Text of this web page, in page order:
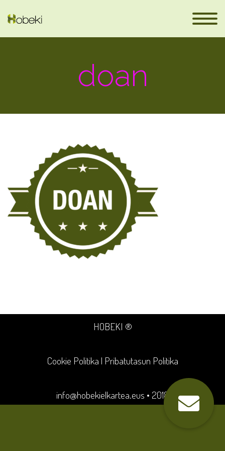
eus
doan
HOBEKI ®
Cookie Politika | Pribatutasun Politika
info@hobekielkartea.eus • 2018